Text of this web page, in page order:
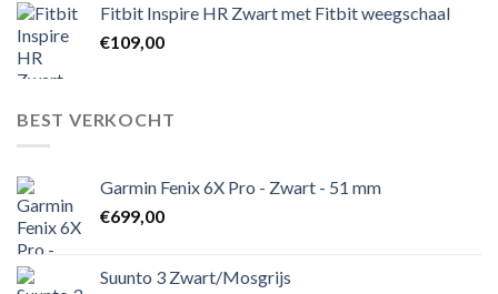
Fitbit Inspire HR Zwart met Fitbit weegschaal
€109,00
BEST VERKOCHT
Garmin Fenix 6X Pro - Zwart - 51 mm
€699,00
Suunto 3 Zwart/Mosgrijs